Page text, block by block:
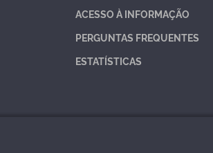
ACESSO À INFORMAÇÃO
PERGUNTAS FREQUENTES
ESTATÍSTICAS